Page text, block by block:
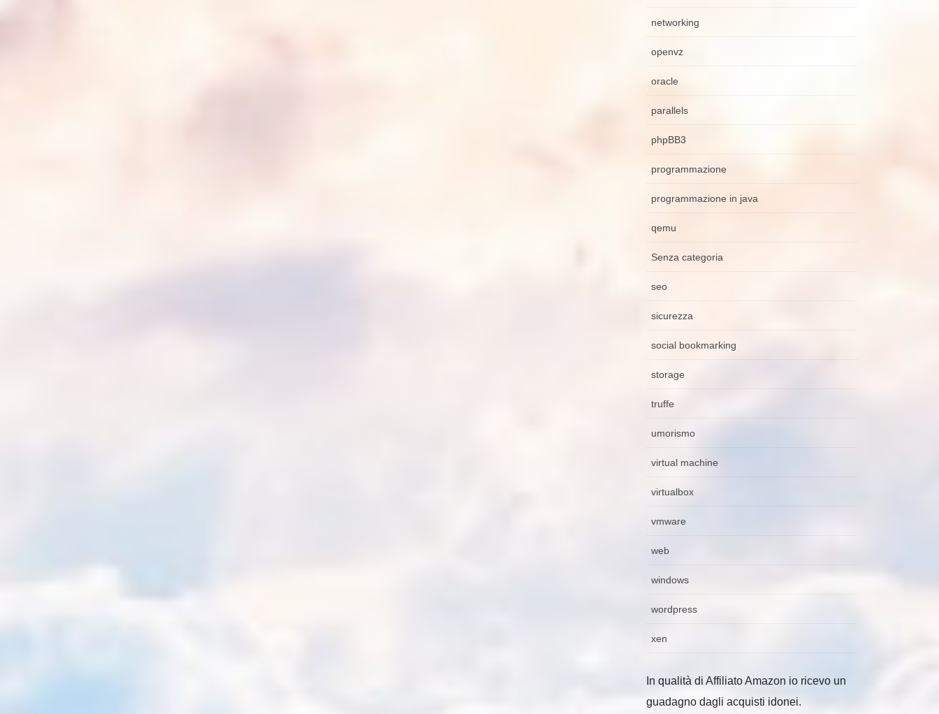
networking
openvz
oracle
parallels
phpBB3
programmazione
programmazione in java
qemu
Senza categoria
seo
sicurezza
social bookmarking
storage
truffe
umorismo
virtual machine
virtualbox
vmware
web
windows
wordpress
xen
In qualità di Affiliato Amazon io ricevo un
guadagno dagli acquisti idonei.